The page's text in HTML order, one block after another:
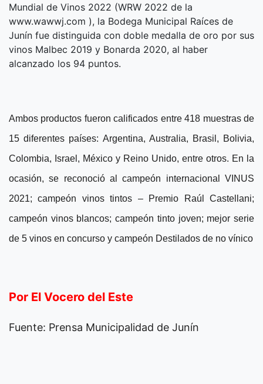
Mundial de Vinos 2022 (WRW 2022 de la
www.wawwj.com ), la Bodega Municipal Raíces de
Junín fue distinguida con doble medalla de oro por sus
vinos Malbec 2019 y Bonarda 2020, al haber
alcanzado los 94 puntos.
Ambos productos fueron calificados entre 418 muestras de
15 diferentes países: Argentina, Australia, Brasil, Bolivia,
Colombia, Israel, México y Reino Unido, entre otros. En la
ocasión, se reconoció al campeón internacional VINUS
2021; campeón vinos tintos – Premio Raúl Castellani;
campeón vinos blancos; campeón tinto joven; mejor serie
de 5 vinos en concurso y campeón Destilados de no vínico
Por El Vocero del Este
Fuente: Prensa Municipalidad de Junín